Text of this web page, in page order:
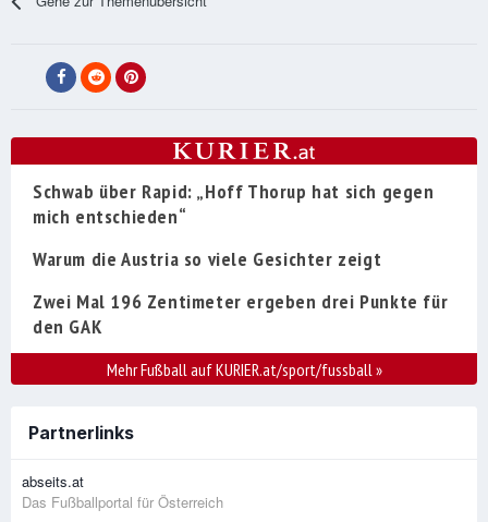
Schwab über Rapid: „Hoff Thorup hat sich gegen
mich entschieden“
Warum die Austria so viele Gesichter zeigt
Zwei Mal 196 Zentimeter ergeben drei Punkte für
den GAK
Mehr Fußball auf KURIER.at/sport/fussball»
Partnerlinks
abseits.at
Das Fußballportal für Österreich